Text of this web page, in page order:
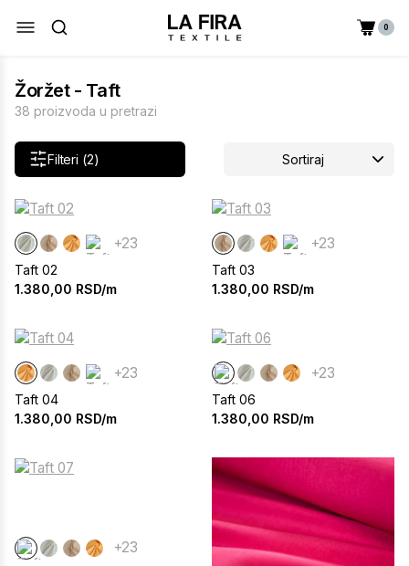
0
Žoržet - Taft
38 proizvoda u pretrazi
Filteri (2) Sortiraj
+23
Taft 02
1.380,00 RSD/m
+23
Taft 03
1.380,00 RSD/m
+23
Taft 04
1.380,00 RSD/m
+23
Taft 06
1.380,00 RSD/m
+23